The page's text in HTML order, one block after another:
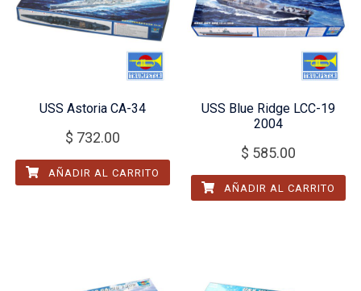
USS Astoria CA-34
$ 732.00
AÑADIR AL CARRITO
USS Blue Ridge LCC-19
2004
$ 585.00
AÑADIR AL CARRITO